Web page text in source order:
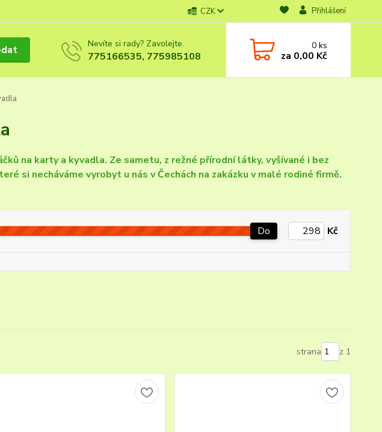
CZK Přihlášení
Nevíte si rady? Zavolejte.
775166535, 775985108
0ks
za 0,00 Kč
na karty a kyvadla. Ze sametu, z režné přírodní látky, vyšívané i bez
si necháváme vyrobyt u nás v Čechách na zakázku v malé rodiné firmě.
Do Kč
strana z 1